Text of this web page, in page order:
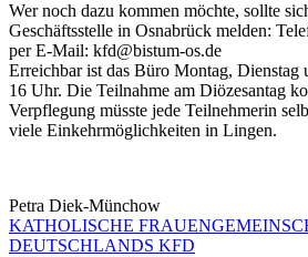
Wer noch dazu kommen möchte, sollte
Geschäftsstelle in Osnabrück melden:
per E-Mail: kfd@bistum-os.de
Erreichbar ist das Büro Montag, Dienstag
16 Uhr. Die Teilnahme am Diözesantag
Verpflegung müsste jede Teilnehmerin
viele Einkehrmöglichkeiten in Lingen.
Petra Diek-Münchow
KATHOLISCHE
DEUTSCHLANDS KFD